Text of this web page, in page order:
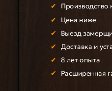
Производство
Цена ниже
Выезд
Доставка и
8 лет опыта
Расширенная